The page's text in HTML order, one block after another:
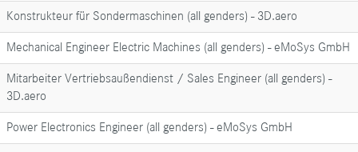
Konstrukteur für Sondermaschinen (all genders) - 3D.aero
Mechanical Engineer Electric Machines (all genders) - eMoSys GmbH
Mitarbeiter Vertriebsaußendienst / Sales Engineer (all genders) -
3D.aero
Power Electronics Engineer (all genders) - eMoSys GmbH